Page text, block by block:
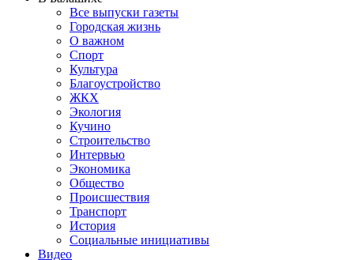
Все выпуски газеты
Городская жизнь
О важном
Спорт
Культура
Благоустройство
ЖКХ
Экология
Кучино
Строительство
Интервью
Экономика
Общество
Происшествия
Транспорт
История
Социальные инициативы
Видео